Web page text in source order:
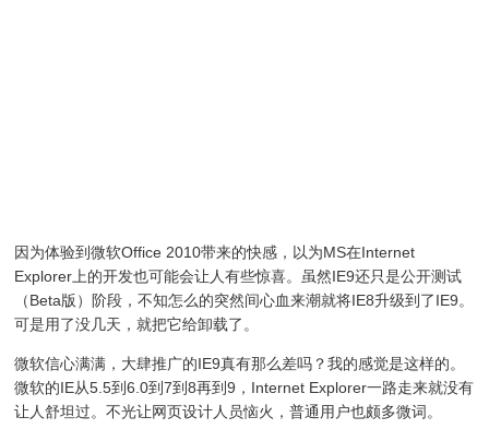
因为体验到微软Office 2010带来的快感，以为MS在Internet
Explorer上的开发也可能会让人有些惊喜。虽然IE9还只是公开测试
（Beta版）阶段，不知怎么的突然间心血来潮就将IE8升级到了IE9。
可是用了没几天，就把它给卸载了。
微软信心满满，大肆推广的IE9真有那么差吗？我的感觉是这样的。
微软的IE从5.5到6.0到7到8再到9，Internet Explorer一路走来就没有
让人舒坦过。不光让网页设计人员恼火，普通用户也颇多微词。